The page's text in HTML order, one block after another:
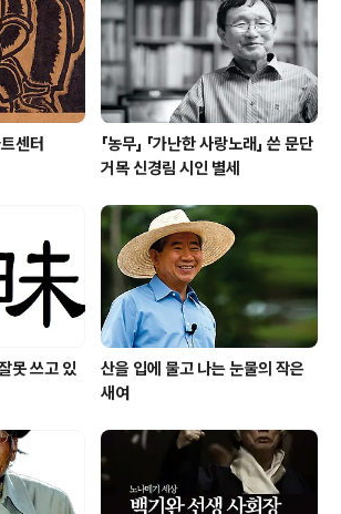
센터
「농무」 「가난한 사랑노래」 쓴 문단
거목 신경림 시인 별세
못 쓰고 있
산을 입에 물고 나는 눈물의 작은
새여